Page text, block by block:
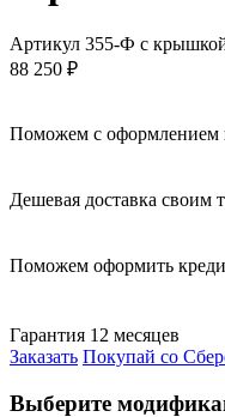
Артикул 355-Ф с
88 250 ₽
Поможем с
Дешевая доставка своим
Поможем оформить
Гарантия 12 месяцев
Заказать Покупай со
Выберите